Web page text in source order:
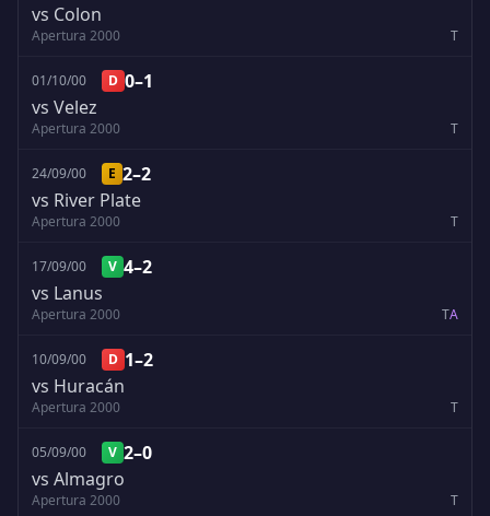
vs Colon
Apertura 2000 T
01/10/00 D 0–1
vs Velez
Apertura 2000 T
24/09/00 E 2–2
vs River Plate
Apertura 2000 T
17/09/00 V 4–2
vs Lanus
Apertura 2000 TA
10/09/00 D 1–2
vs Huracán
Apertura 2000 T
05/09/00 V 2–0
vs Almagro
Apertura 2000 T